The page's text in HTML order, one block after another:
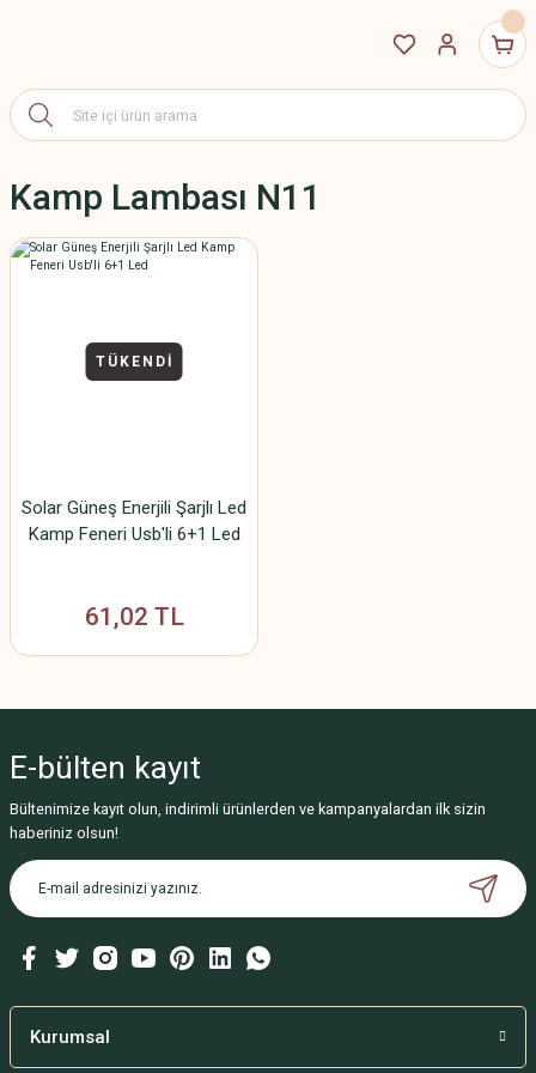
Kamp Lambası N11
TÜKENDİ
Solar Güneş Enerjili Şarjlı Led
Kamp Feneri Usb'li 6+1 Led
61,02 TL
E-bülten kayıt
Bültenimize kayıt olun, indirimli ürünlerden ve kampanyalardan ilk sizin
haberiniz olsun!
Kurumsal